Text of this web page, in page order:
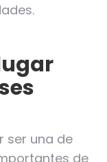
ser una de
de